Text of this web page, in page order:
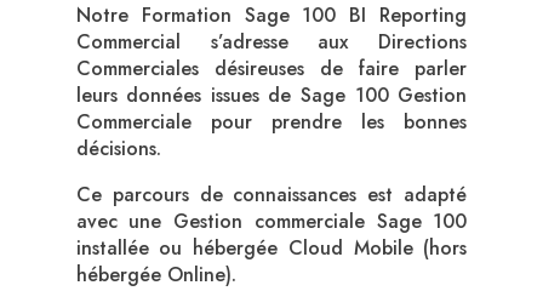
Notre Formation Sage 100 BI Reporting
Commercial s’adresse aux Directions
Commerciales désireuses de faire parler
leurs données issues de Sage 100 Gestion
Commerciale pour prendre les bonnes
décisions.
Ce parcours de connaissances est adapté
avec une Gestion commerciale Sage 100
installée ou hébergée Cloud Mobile (hors
hébergée Online).